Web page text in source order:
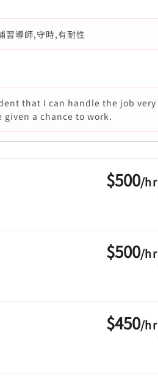
習導師,守時,有耐性
that I can handle the job very
a chance to work.
$500/hr
$500/hr
$450/hr